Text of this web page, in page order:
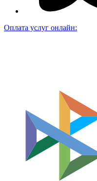
Оплата услуг онлайн: